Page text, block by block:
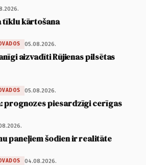
tīklu kārtošana
05.08.2026.
aizvadīti Rūjienas pilsētas
05.08.2026.
prognozes piesardzīgi cerīgas
paneļiem šodien ir realitāte
04.08.2026.